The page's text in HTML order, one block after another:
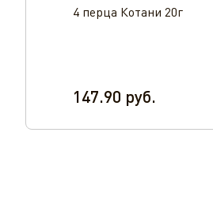
4 перца Котани 20г
147.90 руб.